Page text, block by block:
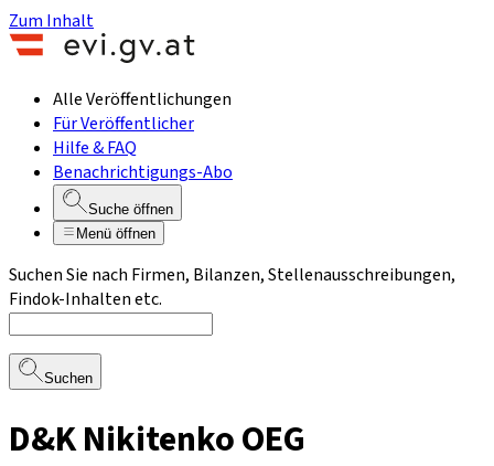
Zum Inhalt
Alle Veröffentlichungen
Für Veröffentlicher
Hilfe & FAQ
Benachrichtigungs-Abo
Suche öffnen
Menü öffnen
Suchen Sie nach Firmen, Bilanzen, Stellenausschreibungen,
Findok-Inhalten etc.
Suchen
D&K Nikitenko OEG